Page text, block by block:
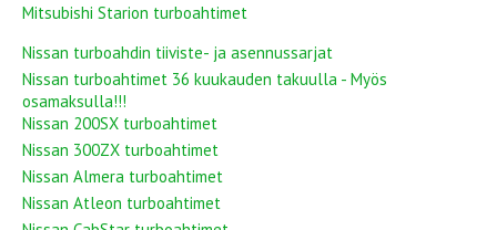
Mitsubishi Starion turboahtimet
Nissan turboahdin tiiviste- ja asennussarjat
Nissan turboahtimet 36 kuukauden takuulla - Myös
osamaksulla!!!
Nissan 200SX turboahtimet
Nissan 300ZX turboahtimet
Nissan Almera turboahtimet
Nissan Atleon turboahtimet